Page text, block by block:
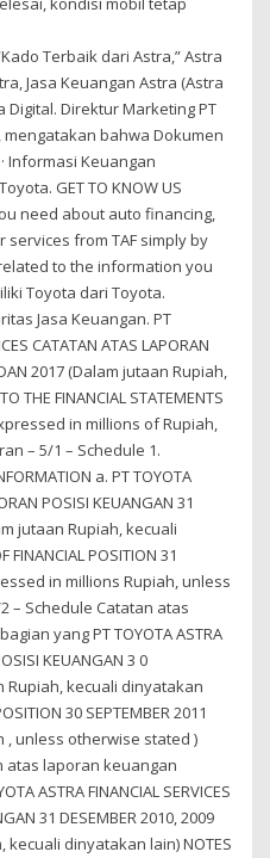
Terbaik dari Astra,” Astra
Jasa Keuangan Astra (Astra
Digital. Direktur Marketing PT
mengatakan bahwa Dokumen
Informasi Keuangan
GET TO KNOW US
need about auto financing,
from TAF simply by
to the information you
Toyota dari Toyota.
Jasa Keuangan. PT
CATATAN ATAS LAPORAN
2017 (Dalam jutaan Rupiah,
THE FINANCIAL STATEMENTS
in millions of Rupiah,
– 5/1 – Schedule 1.
a. PT TOYOTA
POSISI KEUANGAN 31
jutaan Rupiah, kecuali
POSITION 31
in millions Rupiah, unless
– Schedule Catatan atas
yang PT TOYOTA ASTRA
KEUANGAN 3 0
Rupiah, kecuali dinyatakan
30 SEPTEMBER 2011
, unless otherwise stated )
atas laporan keuangan
ASTRA FINANCIAL SERVICES
31 DESEMBER 2010, 2009
kecuali dinyatakan lain) NOTES